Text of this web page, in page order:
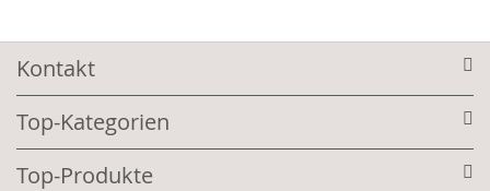
Kontakt
Top-Kategorien
Top-Produkte